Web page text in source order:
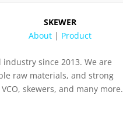
SKEWER
About | Product
since 2013. We are
raw materials, and strong
skewers, and many more.